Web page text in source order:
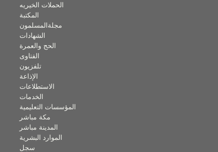
الحملات الخيريه
المكتبة
مجلةالمسلمون
الشهادات
الحج والعمرة
الفتاوى
تلفزيون
الإذاعة
الاستطلاعات
الخدمات
المؤسسات التعليمية
مكة مباشر
المدينة مباشر
الموارد البشرية
سجل